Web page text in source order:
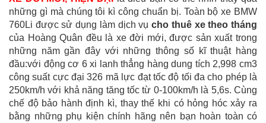
những gì mà chúng tôi kì công chuẩn bị. Toàn bộ xe BMW
760Li được sử dụng làm dịch vụcho thuê xe theo tháng
của Hoàng Quân đều là xe đời mới, được sản xuất trong
những năm gần đây với những thông số kĩ thuật hàng
đầu:với động cơ 6 xi lanh thẳng hàng dung tích 2,998 cm3
công suất cực đại 326 mã lực đạt tốc độ tối đa cho phép là
250km/h với khả năng tăng tốc từ 0-100km/h là 5,6s. Cùng
chế độ bảo hành định kì, thay thế khi có hỏng hóc xảy ra
bằng những phụ kiện chính hãng nên bạn hoàn toàn có